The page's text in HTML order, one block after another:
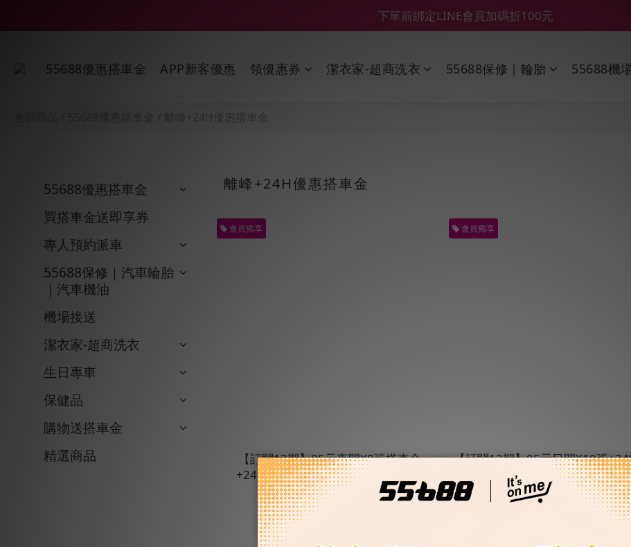
【鑽石熊/金熊新客首購限定】優惠搭車金
下單前綁定LINE會員加碼折100元
【鑽石熊/金熊新客首購限定】優惠搭車金
55688優惠搭車金 APP新客優惠 領優惠券 潔衣家-超商洗衣 55688保修｜輪胎 55688機
離峰+24H優惠搭車金
55688優惠搭車金
買搭車金送即享券
專人預約派車
55688保修｜汽車輪胎
｜汽車機油
機場接送
潔衣家-超商洗衣
生日專車
保健品
購物送搭車金
精選商品
離峰+24H優惠搭車金
會員獨享
【訂閱12期】85元夜間X8張搭車金
+24HX10張搭車金★贈預約派車2次
NT$1,380
NT$1,828
會員獨享
【訂閱12期】85元日間X10張
搭車金★贈預約派車2次
NT$1,690